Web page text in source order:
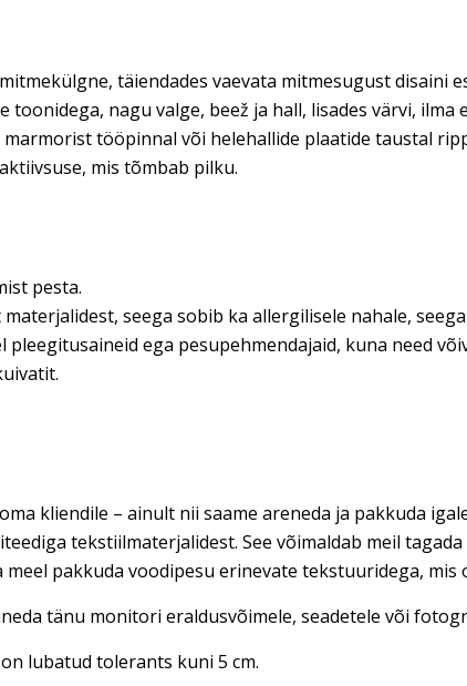
täiendades vaevata mitmesugust disaini
nagu valge, beež ja hall, lisades värvi, ilma
tööpinnal või helehallide plaatide taustal
mis tõmbab pilku.
pesta.
seega sobib ka allergilisele nahale,
pleegitusaineid ega pesupehmendajaid, kuna need
kliendile – ainult nii saame areneda ja pakkuda
tekstiilmaterjalidest. See võimaldab meil
pakkuda voodipesu erinevate tekstuuridega, mis
tänu monitori eraldusvõimele, seadetele või
lubatud tolerants kuni 5 cm.